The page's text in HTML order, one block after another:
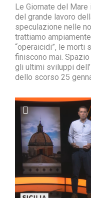
Le Giornate del
del grande lavoro
speculazione nelle
trattiamo
“operaicidi”, le morti
finiscono mai. Spazio
gli ultimi sviluppi
dello scorso 25